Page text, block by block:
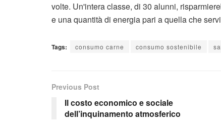
volte. Un'intera classe, di 30 alunni,
e una quantità di energia pari a quella che
Tags: consumo carne consumo sostenibile
Previous Post
Il costo economico e sociale
dell’inquinamento atmosferico